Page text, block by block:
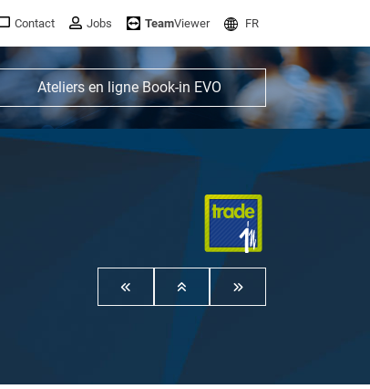
Contact Jobs TeamViewer FR
Ateliers en ligne Book-in EVO